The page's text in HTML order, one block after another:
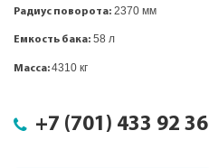
Радиус поворота: 2370 мм
Емкость бака: 58 л
Масса:4310 кг
+7 (701) 433 92 36